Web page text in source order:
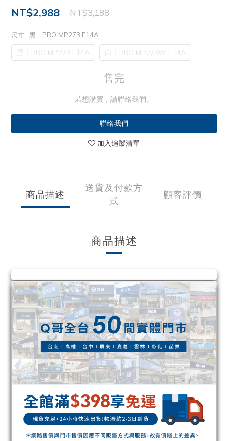
NT$2,988 NT$3,188
尺寸 : 黑｜PRO MP273 E14A
黑｜PRO MP273 E14A 白｜PRO MP273W E14A
售完
若想購買，請聯絡我們。
聯絡我們
加入追蹤清單
商品描述
送貨及付款方
式
顧客評價
商品描述